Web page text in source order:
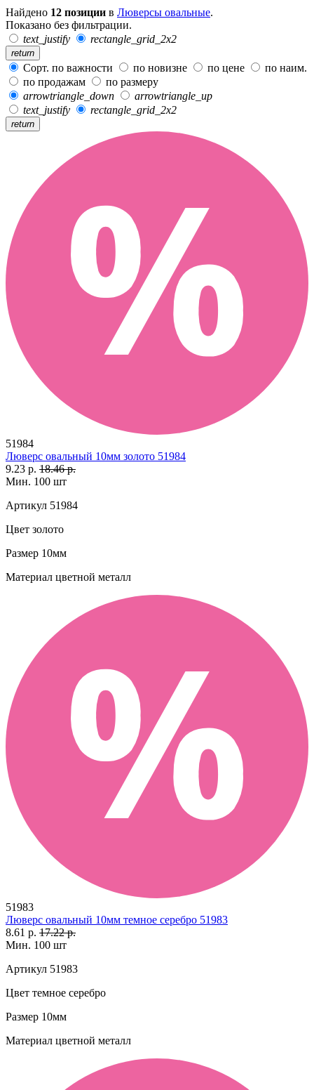
Найдено 12 позиции в Люверсы овальные.
Показано без фильтрации.
text_justify
rectangle_grid_2x2
return
Сорт. по важности по новизне по цене
по наим.
по продажам
по размеру
arrowtriangle_down
arrowtriangle_up
text_justify
rectangle_grid_2x2
return
51984
Люверс овальный 10мм золото 51984
9.23 р. 18.46 р.
Мин. 100 шт
Артикул 51984
Цвет золото
Размер 10мм
Материал цветной металл
51983
Люверс овальный 10мм темное серебро 51983
8.61 р. 17.22 р.
Мин. 100 шт
Артикул 51983
Цвет темное серебро
Размер 10мм
Материал цветной металл